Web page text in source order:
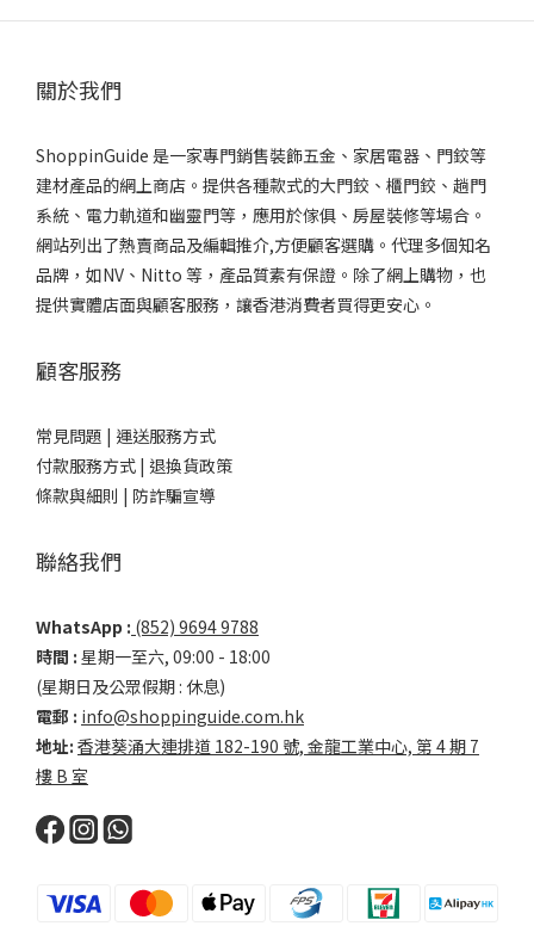
關於我們
ShoppinGuide 是一家專門銷售裝飾五金、家居電器、門鉸等
建材產品的網上商店。提供各種款式的大門鉸、櫃門鉸、趟門
系統、電力軌道和幽靈門等，應用於傢俱、房屋裝修等場合。
網站列出了熱賣商品及編輯推介,方便顧客選購。代理多個知名
品牌，如NV、Nitto 等，產品質素有保證。除了網上購物，也
提供實體店面與顧客服務，讓香港消費者買得更安心。
顧客服務
常見問題 | 運送服務方式
付款服務方式 | 退換貨政策
條款與細則 | 防詐騙宣導
聯絡我們
WhatsApp : (852) 9694 9788
時間 : 星期一至六, 09:00 - 18:00
(星期日及公眾假期 : 休息)
電郵 : info@shoppinguide.com.hk
地址: 香港葵涌大連排道 182-190 號, 金龍工業中心, 第 4 期 7
樓 B 室